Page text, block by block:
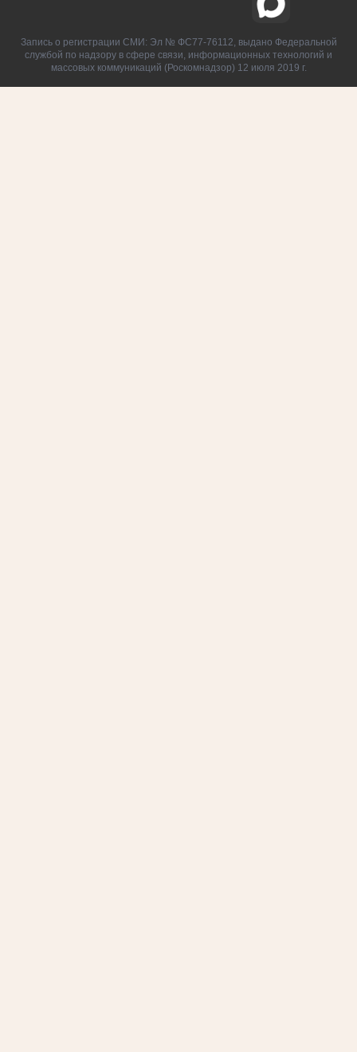
Запись о регистрации СМИ: Эл № ФС77-76112, выдано Федеральной
службой по надзору в сфере связи, информационных технологий и
массовых коммуникаций (Роскомнадзор) 12 июля 2019 г.